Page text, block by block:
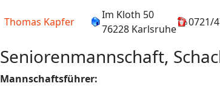
Thomas Kapfer
Im Kloth 50
76228 Karlsruhe
0721/
Seniorenmannschaft,
Mannschaftsführer: